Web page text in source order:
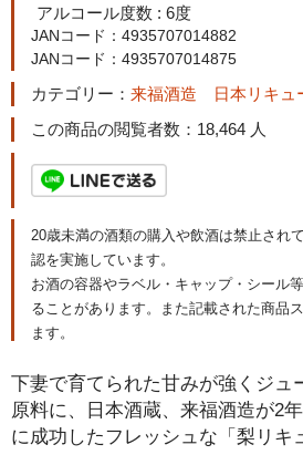
アルコール度数 : 6度
JANコード：4935707014882
JANコード：4935707014875
カテゴリー： 来福酒造
日本リキュ
この商品の閲覧者数：18,464 人
20歳未満の酒類の購入や飲酒は禁止され
認を実施しています。
お酒の容器やラベル・キャップ・シール
ることがあります。また記載された商品
ます。
下妻で育てられた甘みが強くジュ
原料に、日本酒蔵、来福酒造が2
に成功したフレッシュな「梨リキ